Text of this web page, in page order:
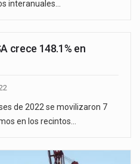
interanuales…
crece 148.1% en
de 2022 se movilizaron 7
en los recintos…